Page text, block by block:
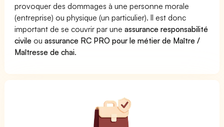
provoquer des dommages à une personne morale
(entreprise) ou physique (un particulier). Il est donc
important de se couvrir par uneassurance responsabilité
civile ouassurance RC PRO pour le métier de Maître /
Maîtresse de chai.